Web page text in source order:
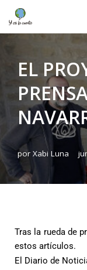
Saltar
contenido
EL
por Xabi Luna
Tras la rueda de
estos artículos.
El Diario de